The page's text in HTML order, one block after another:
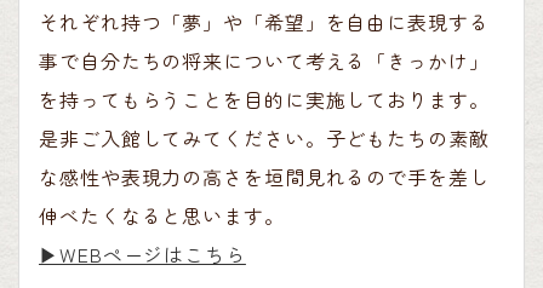
それぞれ持つ「夢」や「希望」を自由に表現する
事で自分たちの将来について考える「きっかけ」
を持ってもらうことを目的に実施しております。
是非ご入館してみてください。子どもたちの素敵
な感性や表現力の高さを垣間見れるので手を差し
伸べたくなると思います。
▶︎WEBページはこちら